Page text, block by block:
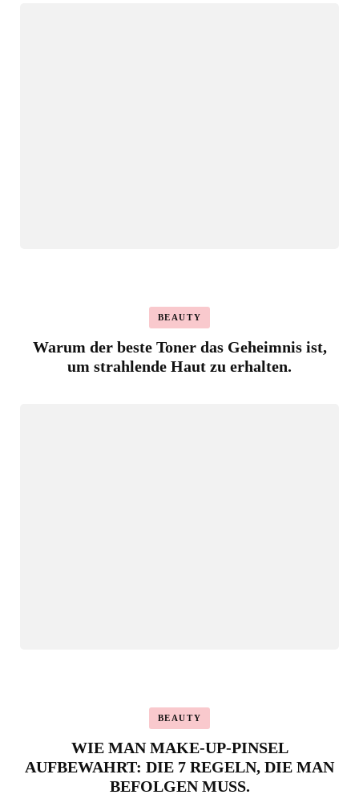
BEAUTY
Warum der beste Toner das Geheimnis ist,
um strahlende Haut zu erhalten.
BEAUTY
WIE MAN MAKE-UP-PINSEL
AUFBEWAHRT: DIE 7 REGELN, DIE MAN
BEFOLGEN MUSS.